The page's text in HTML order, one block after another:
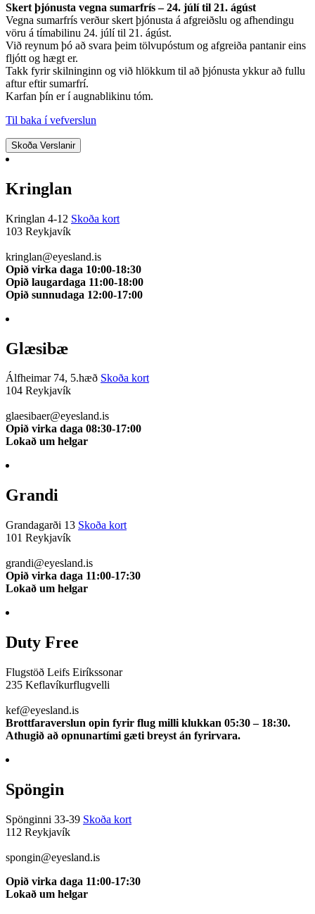
Skert þjónusta vegna sumarfrís – 24. júlí til 21. ágúst
Vegna sumarfrís verður skert þjónusta á afgreiðslu og afhendingu
vöru á tímabilinu 24. júlí til 21. ágúst.
Við reynum þó að svara þeim tölvupóstum og afgreiða pantanir eins
fljótt og hægt er.
Takk fyrir skilninginn og við hlökkum til að þjónusta ykkur að fullu
aftur eftir sumarfrí.
Karfan þín er í augnablikinu tóm.
Til baka í vefverslun
Skoða Verslanir
Kringlan
Kringlan 4-12 Skoða kort
103 Reykjavík
kringlan@eyesland.is
Opið virka daga 10:00-18:30
Opið laugardaga 11:00-18:00
Opið sunnudaga 12:00-17:00
Glæsibæ
Álfheimar 74, 5.hæð Skoða kort
104 Reykjavík
glaesibaer@eyesland.is
Opið virka daga 08:30-17:00
Lokað um helgar
Grandi
Grandagarði 13 Skoða kort
101 Reykjavík
grandi@eyesland.is
Opið virka daga 11:00-17:30
Lokað um helgar
Duty Free
Flugstöð Leifs Eiríkssonar
235 Keflavíkurflugvelli
kef@eyesland.is
Brottfaraverslun opin fyrir flug milli klukkan 05:30 – 18:30.
Athugið að opnunartími gæti breyst án fyrirvara.
Spöngin
Spönginni 33-39 Skoða kort
112 Reykjavík
spongin@eyesland.is
Opið virka daga 11:00-17:30
Lokað um helgar